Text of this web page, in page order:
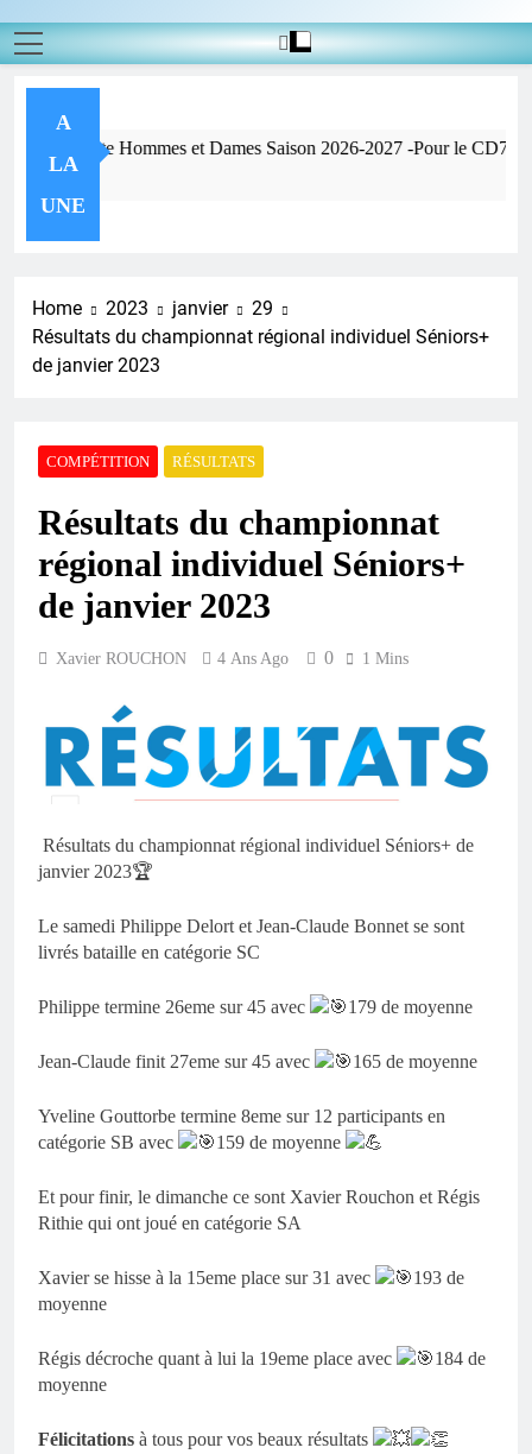
A
LA
UNE
Pour info
Home 2023 janvier
29
Résultats du championnat régional individuel Séniors+
de janvier 2023
COMPÉTITION RÉSULTATS
Résultats du championnat
régional individuel Séniors+
de janvier 2023
Xavier ROUCHON 4 Ans Ago 0 1 Mins
Résultats du championnat régional individuel Séniors+ de
janvier 2023🏆
Le samedi Philippe Delort et Jean-Claude Bonnet se sont
livrés bataille en catégorie SC
Philippe termine 26eme sur 45 avec 179 de moyenne
Jean-Claude finit 27eme sur 45 avec 165 de moyenne
Yveline Gouttorbe termine 8eme sur 12 participants en
catégorie SB avec
159 de moyenne
Et pour finir, le dimanche ce sont Xavier Rouchon et Régis
Rithie qui ont joué en catégorie SA
Xavier se hisse à la 15eme place sur 31 avec
193 de
moyenne
Régis décroche quant à lui la 19eme place avec
184 de
moyenne
Félicitations à tous pour vos beaux résultats